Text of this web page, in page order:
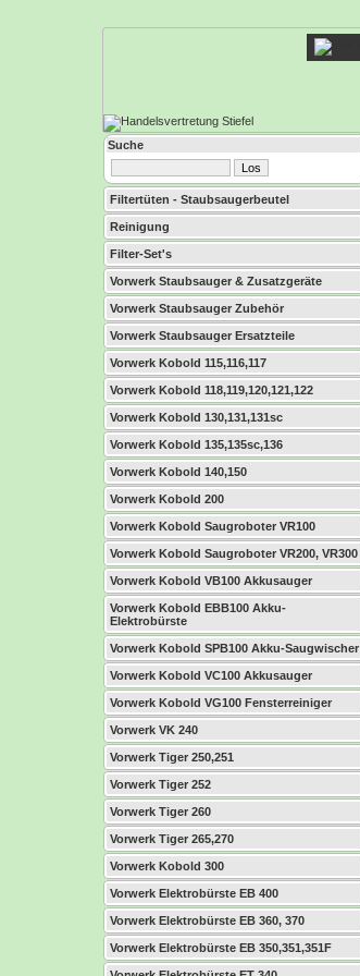
Suche
Filtertüten - Staubsaugerbeutel
Reinigung
Filter-Set's
Vorwerk Staubsauger & Zusatzgeräte
Vorwerk Staubsauger Zubehör
Vorwerk Staubsauger Ersatzteile
Vorwerk Kobold 115,116,117
Vorwerk Kobold 118,119,120,121,122
Vorwerk Kobold 130,131,131sc
Vorwerk Kobold 135,135sc,136
Vorwerk Kobold 140,150
Vorwerk Kobold 200
Vorwerk Kobold Saugroboter VR100
Vorwerk Kobold Saugroboter VR200, VR300
Vorwerk Kobold VB100 Akkusauger
Vorwerk Kobold EBB100 Akku-
Elektrobürste
Vorwerk Kobold SPB100 Akku-Saugwischer
Vorwerk Kobold VC100 Akkusauger
Vorwerk Kobold VG100 Fensterreiniger
Vorwerk VK 240
Vorwerk Tiger 250,251
Vorwerk Tiger 252
Vorwerk Tiger 260
Vorwerk Tiger 265,270
Vorwerk Kobold 300
Vorwerk Elektrobürste EB 400
Vorwerk Elektrobürste EB 360, 370
Vorwerk Elektrobürste EB 350,351,351F